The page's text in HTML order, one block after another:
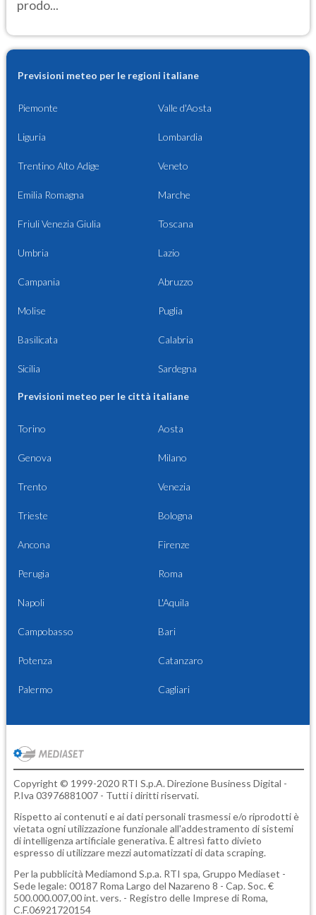
prodo...
Previsioni meteo per le regioni italiane
Piemonte Valle d'Aosta
Liguria Lombardia
Trentino Alto Adige Veneto
Emilia Romagna Marche
Friuli Venezia Giulia Toscana
Umbria Lazio
Campania Abruzzo
Molise Puglia
Basilicata Calabria
Sicilia Sardegna
Previsioni meteo per le città italiane
Torino Aosta
Genova Milano
Trento Venezia
Trieste Bologna
Ancona Firenze
Perugia Roma
Napoli L'Aquila
Campobasso Bari
Potenza Catanzaro
Palermo Cagliari
Copyright © 1999-2020 RTI S.p.A. Direzione Business Digital -
P.Iva 03976881007 - Tutti i diritti riservati.
Rispetto ai contenuti e ai dati personali trasmessi e/o riprodotti è
vietata ogni utilizzazione funzionale all'addestramento di sistemi
di intelligenza artificiale generativa. È altresì fatto divieto
espresso di utilizzare mezzi automatizzati di data scraping.
Per la pubblicità Mediamond S.p.a. RTI spa, Gruppo Mediaset -
Sede legale: 00187 Roma Largo del Nazareno 8 - Cap. Soc. €
500.000.007,00 int. vers. - Registro delle Imprese di Roma,
C.F.06921720154